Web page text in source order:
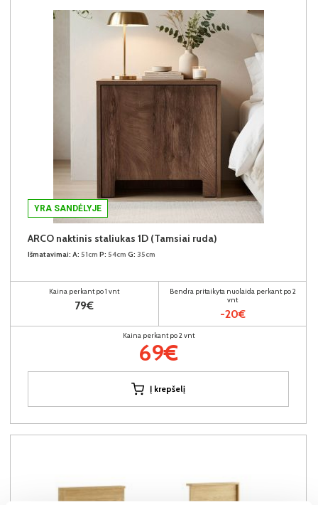
YRA SANDĖLYJE
ARCO naktinis staliukas 1D (Tamsiai ruda)
Išmatavimai: A: 51cm P: 54cm G: 35cm
Kaina perkant po 1 vnt
79€
Bendra pritaikyta nuolaida perkant po 2
vnt
-20€
Kaina perkant po 2 vnt
69€
Į krepšelį